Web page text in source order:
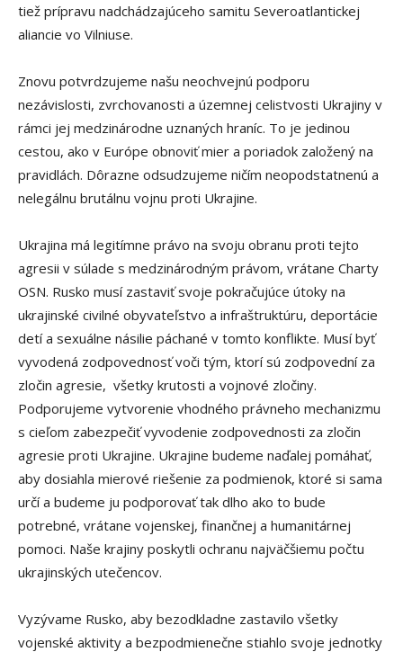
tiež prípravu nadchádzajúceho samitu Severoatlantickej
aliancie vo Vilniuse.
Znovu potvrdzujeme našu neochvejnú podporu
nezávislosti, zvrchovanosti a územnej celistvosti Ukrajiny v
rámci jej medzinárodne uznaných hraníc. To je jedinou
cestou, ako v Európe obnoviť mier a poriadok založený na
pravidlách. Dôrazne odsudzujeme ničím neopodstatnenú a
nelegálnu brutálnu vojnu proti Ukrajine.
Ukrajina má legitímne právo na svoju obranu proti tejto
agresii v súlade s medzinárodným právom, vrátane Charty
OSN. Rusko musí zastaviť svoje pokračujúce útoky na
ukrajinské civilné obyvateľstvo a infraštruktúru, deportácie
detí a sexuálne násilie páchané v tomto konflikte. Musí byť
vyvodená zodpovednosť voči tým, ktorí sú zodpovední za
zločin agresie, všetky krutosti a vojnové zločiny.
Podporujeme vytvorenie vhodného právneho mechanizmu
s cieľom zabezpečiť vyvodenie zodpovednosti za zločin
agresie proti Ukrajine. Ukrajine budeme naďalej pomáhať,
aby dosiahla mierové riešenie za podmienok, ktoré si sama
určí a budeme ju podporovať tak dlho ako to bude
potrebné, vrátane vojenskej, finančnej a humanitárnej
pomoci. Naše krajiny poskytli ochranu najväčšiemu počtu
ukrajinských utečencov.
Vyzývame Rusko, aby bezodkladne zastavilo všetky
vojenské aktivity a bezpodmienečne stiahlo svoje jednotky